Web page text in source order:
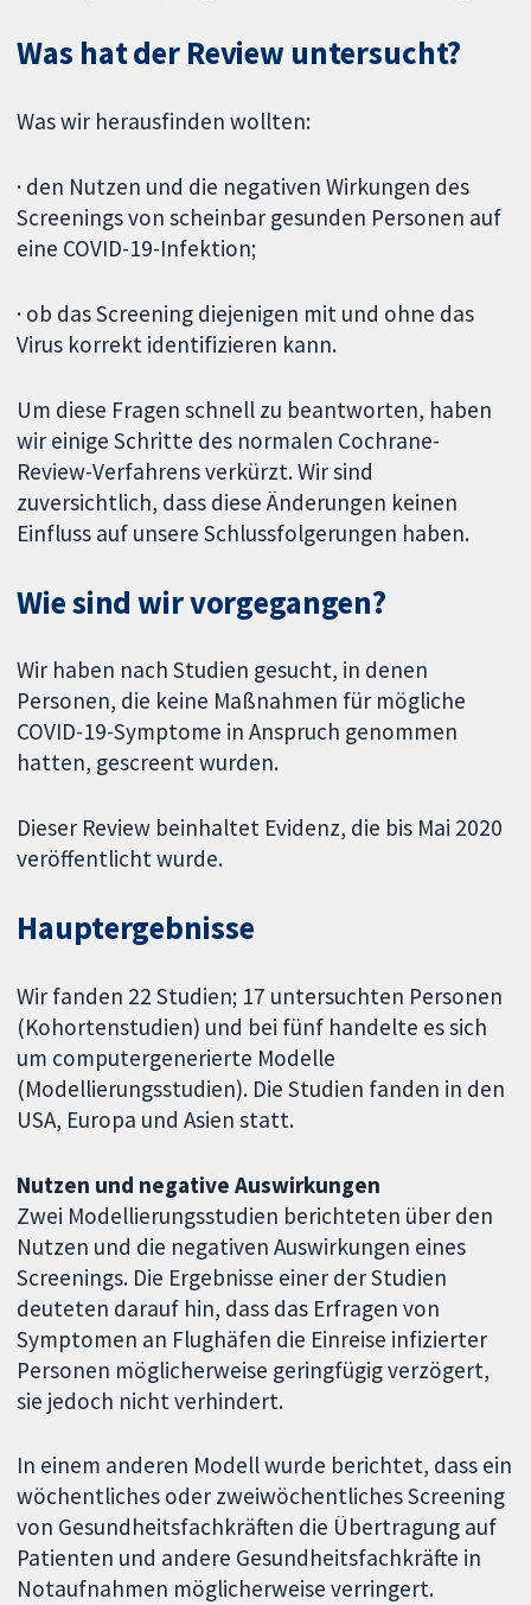
Was hat der Review untersucht?
Was wir herausfinden wollten:
· den Nutzen und die negativen Wirkungen des
Screenings von scheinbar gesunden Personen auf
eine COVID-19-Infektion;
· ob das Screening diejenigen mit und ohne das
Virus korrekt identifizieren kann.
Um diese Fragen schnell zu beantworten, haben
wir einige Schritte des normalen Cochrane-
Review-Verfahrens verkürzt. Wir sind
zuversichtlich, dass diese Änderungen keinen
Einfluss auf unsere Schlussfolgerungen haben.
Wie sind wir vorgegangen?
Wir haben nach Studien gesucht, in denen
Personen, die keine Maßnahmen für mögliche
COVID-19-Symptome in Anspruch genommen
hatten, gescreent wurden.
Dieser Review beinhaltet Evidenz, die bis Mai 2020
veröffentlicht wurde.
Hauptergebnisse
Wir fanden 22 Studien; 17 untersuchten Personen
(Kohortenstudien) und bei fünf handelte es sich
um computergenerierte Modelle
(Modellierungsstudien). Die Studien fanden in den
USA, Europa und Asien statt.
Nutzen und negative Auswirkungen
Zwei Modellierungsstudien berichteten über den
Nutzen und die negativen Auswirkungen eines
Screenings. Die Ergebnisse einer der Studien
deuteten darauf hin, dass das Erfragen von
Symptomen an Flughäfen die Einreise infizierter
Personen möglicherweise geringfügig verzögert,
sie jedoch nicht verhindert.
In einem anderen Modell wurde berichtet, dass ein
wöchentliches oder zweiwöchentliches Screening
von Gesundheitsfachkräften die Übertragung auf
Patienten und andere Gesundheitsfachkräfte in
Notaufnahmen möglicherweise verringert.